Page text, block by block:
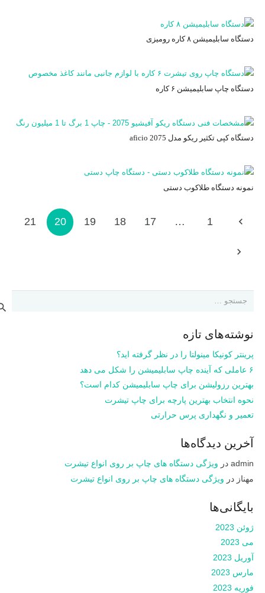
دستگاه سابلیمیشن ۸ کاره رومیزی
دستگاه چاپ سابلیمیشن ۶ کاره
دستگاه کپی تکثیر ریکو مدل aficio 2075
نمونه دستگاه طلاکوب دستی
1
…
17
18
19
20
21
نوشته‌های تازه
پرینتر کونیکا مینولتا را در نظر گرفته اید؟
۶ عاملی که آینده چاپ سابلیمیشن را شکل می دهد
بهترین رزولیشن برای چاپ سابلیمیشن کدام است؟
نحوه انتخاب بهترین پارچه برای چاپ تیشرت
تعمیر و نگهداری پرس حرارتی
آخرین دیدگاه‌ها
admin در ویژگی دستگاه های چاپ بر روی انواع تیشرت
مهناز در ویژگی دستگاه های چاپ بر روی انواع تیشرت
بایگانی‌ها
ژوئن 2023
می 2023
آوریل 2023
مارس 2023
فوریه 2023